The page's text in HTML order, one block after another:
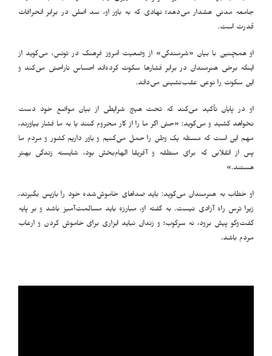
جامعه مدنی هشدار می‌دهد؛ نهادی که به باور او، سد اصلی در برابر انحرافات
قدرت است.
او همچنین با بیان «شرمندگی» از وضعیت امروز فرهنگ در تونس، می‌گوید از
اینکه برخی هنرمندان در برابر فشارها سکوت کرده‌اند احساس ناراحتی می‌کند و
این سکوت را نوعی عقب‌نشینی می‌داند.
او در پایان تأکید می‌کند که تحت هیچ شرایطی از بیان مواضع خود دست
نخواهد کشید و می‌گوید: «حتی اگر ما را از کار محروم کنند یا به ما فشار بیاورند،
مهم این است که مسئله یک وطن را حمل می‌کنیم و باور داریم کشور و مردم ما
پس از انقلابی که برای منطقه و آفریقا الهام‌بخش بود، شایسته زندگی بهتر
هستند.
»
او خطاب به هنرمندان می‌گوید: باید صداهای خاموش‌شده خود را بازپس بگیرند،
زیرا ترس راه آزادی نیست. به گفته او، مبارزه باید مسالمت‌آمیز باشد و بر پایه
گفت‌وگو پیش برود، نه سرکوب؛ و زندان نباید ابزاری برای خاموش کردن و ارعاب
مردم باشد.